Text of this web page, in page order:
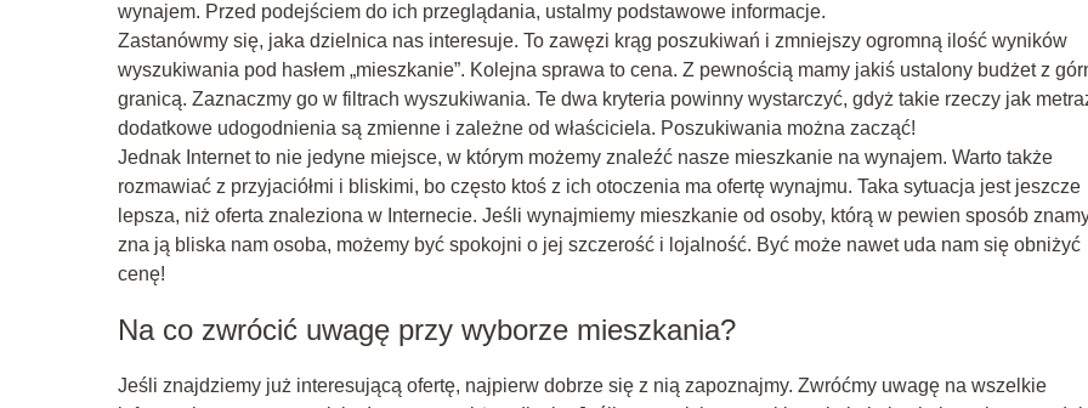
wynajem. Przed podejściem do ich przeglądania, ustalmy podstawowe informacje.
Zastanówmy się, jaka dzielnica nas interesuje. To zawęzi krąg poszukiwań i zmniejszy ogromną ilość wyników
wyszukiwania pod hasłem „mieszkanie”. Kolejna sprawa to cena. Z pewnością mamy jakiś ustalony budżet z
granicą. Zaznaczmy go w filtrach wyszukiwania. Te dwa kryteria powinny wystarczyć, gdyż takie rzeczy jak
dodatkowe udogodnienia są zmienne i zależne od właściciela. Poszukiwania można zacząć!
Jednak Internet to nie jedyne miejsce, w którym możemy znaleźć nasze mieszkanie na wynajem. Warto także
rozmawiać z przyjaciółmi i bliskimi, bo często ktoś z ich otoczenia ma ofertę wynajmu. Taka sytuacja jest jeszcze
lepsza, niż oferta znaleziona w Internecie. Jeśli wynajmiemy mieszkanie od osoby, którą w pewien sposób
zna ją bliska nam osoba, możemy być spokojni o jej szczerość i lojalność. Być może nawet uda nam się obniżyć
cenę!
Na co zwrócić uwagę przy wyborze mieszkania?
Jeśli znajdziemy już interesującą ofertę, najpierw dobrze się z nią zapoznajmy. Zwróćmy uwagę na wszelkie